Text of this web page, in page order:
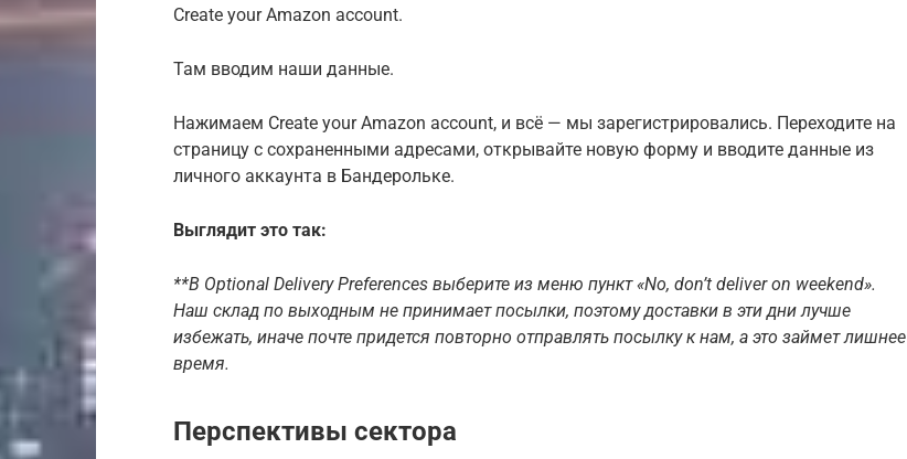
Create your Amazon account.
Там вводим наши данные.
Нажимаем Create your Amazon account, и всё — мы зарегистрировались. Переходите на
страницу с сохраненными адресами, открывайте новую форму и вводите данные из
личного аккаунта в Бандерольке.
Выглядит это так:
**В Optional Delivery Preferences выберите из меню пункт «No, don’t deliver on weekend».
Наш склад по выходным не принимает посылки, поэтому доставки в эти дни лучше
избежать, иначе почте придется повторно отправлять посылку к нам, а это займет лишнее
время.
Перспективы сектора